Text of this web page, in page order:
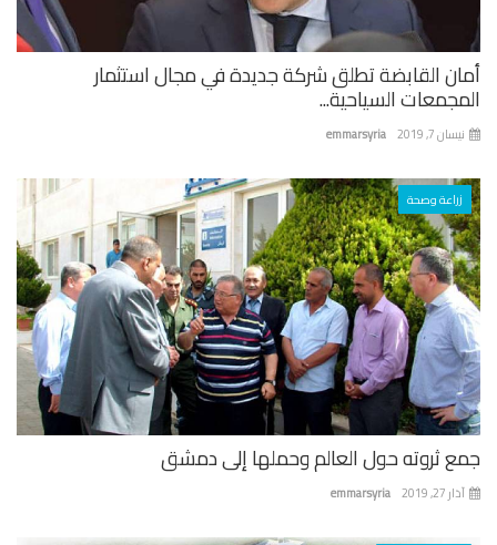
القابضة تطلق شركة جديدة في مجال استثمار
السياحية...
emmarsyria 7, 2019
زراعة وصحة
ثروته حول العالم وحملها إلى دمشق
emmarsyria 27, 2019